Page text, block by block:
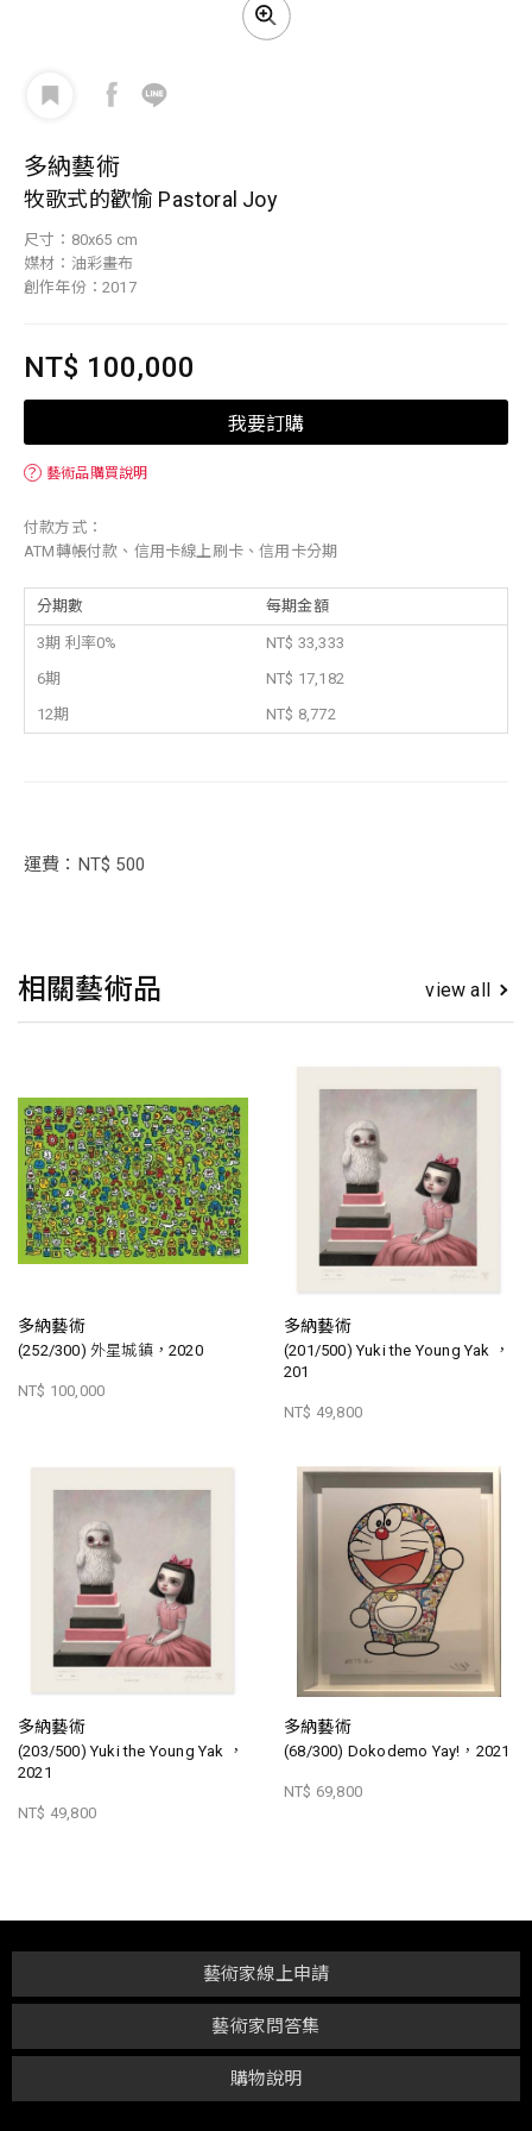
多納藝術
牧歌式的歡愉 Pastoral Joy
尺寸：80x65 cm
媒材：油彩畫布
創作年份：2017
NT$ 100,000
我要訂購
？ 藝術品購買說明
付款方式：
ATM轉帳付款、信用卡線上刷卡、信用卡分期
分期數 每期金額
3期 利率0%
NT$ 33,333
6期
NT$ 17,182
12期
NT$ 8,772
運費：NT$ 500
相關藝術品 view all
多納藝術
(252/300) 外星城鎮，2020
NT$ 100,000
多納藝術
(201/500) Yuki the Young Yak ，
201
NT$ 49,800
多納藝術
(203/500) Yuki the Young Yak ，
2021
NT$ 49,800
多納藝術
(68/300) Dokodemo Yay!，2021
NT$ 69,800
購物說明
藝術家問答集
藝術家線上申請